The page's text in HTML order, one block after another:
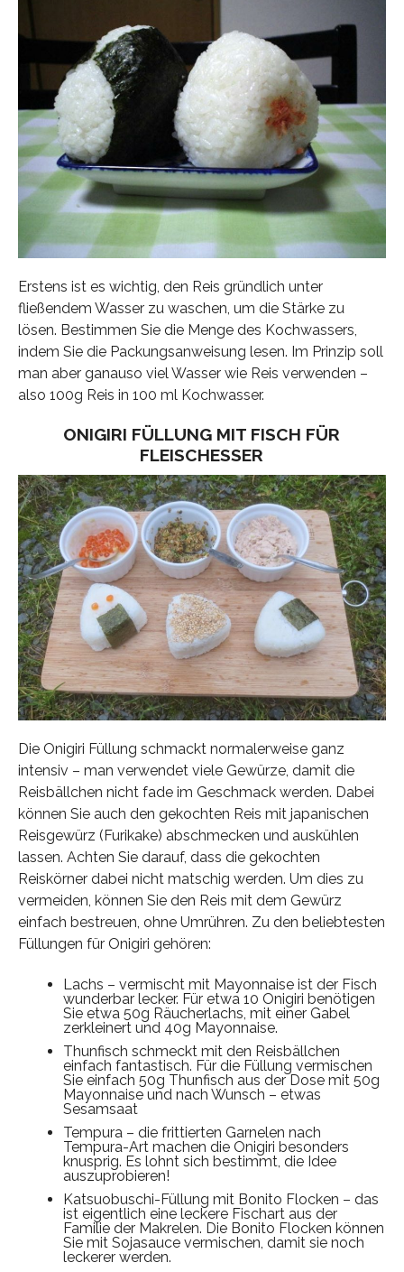
Erstens ist es wichtig, den Reis gründlich unter
fließendem Wasser zu waschen, um die Stärke zu
lösen. Bestimmen Sie die Menge des Kochwassers,
indem Sie die Packungsanweisung lesen. Im Prinzip soll
man aber ganauso viel Wasser wie Reis verwenden –
also 100g Reis in 100 ml Kochwasser.
ONIGIRI FÜLLUNG MIT FISCH FÜR
FLEISCHESSER
Die Onigiri Füllung schmackt normalerweise ganz
intensiv – man verwendet viele Gewürze, damit die
Reisbällchen nicht fade im Geschmack werden. Dabei
können Sie auch den gekochten Reis mit japanischen
Reisgewürz (Furikake) abschmecken und auskühlen
lassen. Achten Sie darauf, dass die gekochten
Reiskörner dabei nicht matschig werden. Um dies zu
vermeiden, können Sie den Reis mit dem Gewürz
einfach bestreuen, ohne Umrühren. Zu den beliebtesten
Füllungen für Onigiri gehören:
Lachs – vermischt mit Mayonnaise ist der Fisch
wunderbar lecker. Für etwa 10 Onigiri benötigen
Sie etwa 50g Räucherlachs, mit einer Gabel
zerkleinert und 40g Mayonnaise.
Thunfisch schmeckt mit den Reisbällchen
einfach fantastisch. Für die Füllung vermischen
Sie einfach 50g Thunfisch aus der Dose mit 50g
Mayonnaise und nach Wunsch – etwas
Sesamsaat
Tempura – die frittierten Garnelen nach
Tempura-Art machen die Onigiri besonders
knusprig. Es lohnt sich bestimmt, die Idee
auszuprobieren!
Katsuobuschi-Füllung mit Bonito Flocken – das
ist eigentlich eine leckere Fischart aus der
Familie der Makrelen. Die Bonito Flocken können
Sie mit Sojasauce vermischen, damit sie noch
leckerer werden.